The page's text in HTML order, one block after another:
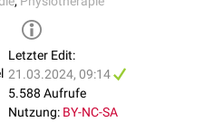
Fortschritt zur nächsten Stufe.
was auf Schwäche oder
wird der Druck, der ohne
Muskelnoder anderer
für 10 Sekunden gehalten
Letzter Edit:
21.03.2024, 09:14
5.588 Aufrufe
Nutzung: BY-NC-SA